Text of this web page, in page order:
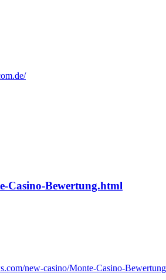
Casino-Bewertung.html
new-casino/Monte-Casino-